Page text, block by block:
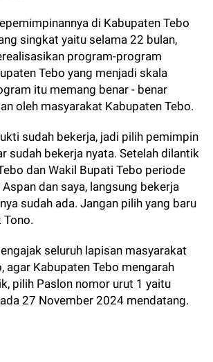
di Kabupaten Tebo
singkat yaitu selama 22 bulan,
program-program
Tebo yang menjadi skala
itu memang benar - benar
oleh masyarakat Kabupaten Tebo.
sudah bekerja, jadi pilih pemimpin
sudah bekerja nyata. Setelah dilantik
dan Wakil Bupati Tebo periode
dan saya, langsung bekerja
sudah ada. Jangan pilih yang baru
Tono.
seluruh lapisan masyarakat
agar Kabupaten Tebo mengarah
pilih Paslon nomor urut 1 yaitu
27 November 2024 mendatang.